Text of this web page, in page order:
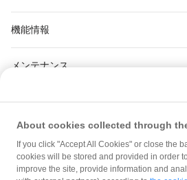
機能情報
メンテナンス
About cookies collected through
If you click "Accept All Cookies" or close the
cookies will be stored and provided in order
improve the site, provide information and